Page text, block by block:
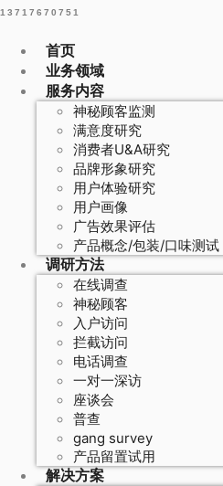
13717670751
首页
业务领域
服务内容
神秘顾客监测
满意度研究
消费者U&A研究
品牌形象研究
用户体验研究
用户画像
广告效果评估
产品概念/包装/口味测试
调研方法
在线调查
神秘顾客
入户访问
拦截访问
电话调查
一对一深访
座谈会
普查
gang survey
产品留置试用
解决方案